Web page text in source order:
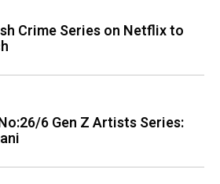
Crime Series on Netflix to
6 Gen Z Artists Series: